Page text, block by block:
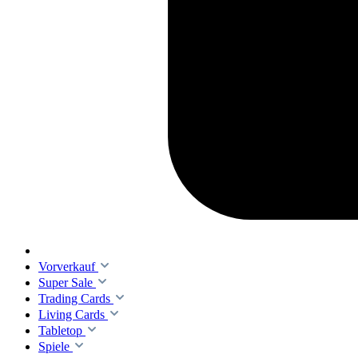
Vorverkauf
Super Sale
Trading Cards
Living Cards
Tabletop
Spiele